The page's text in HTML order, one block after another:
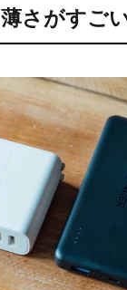
薄さがすご